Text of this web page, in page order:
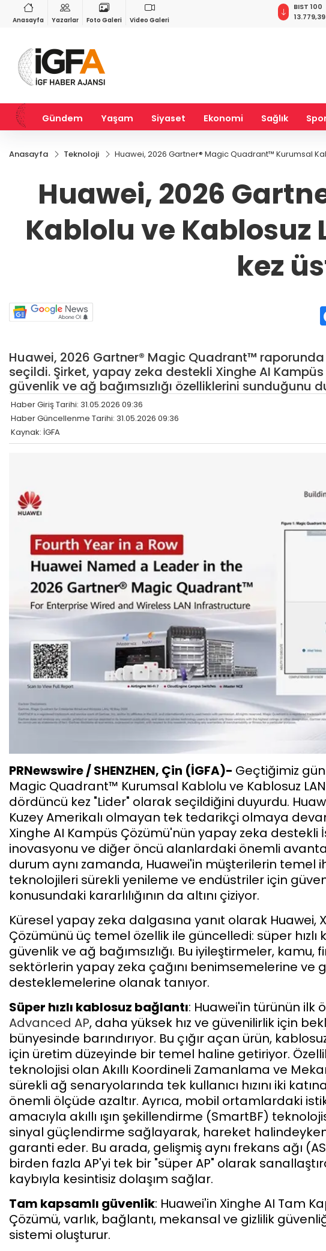
Anasayfa Yazarlar Foto Galeri Video Galeri
%-0,22
0,0018%0,32
BIST 100
13.779,39
Gündem Yaşam Siyaset Ekonomi Sağlık
Anasayfa Teknoloji Huawei, 2026 Gartner® Magic Quadrant™ Kurumsal
Huawei, 2026
Kablolu ve Kablosuz
kez
Huawei, 2026 Gartner® Magic Quadrant™
seçildi. Şirket, yapay zeka destekli Xinghe AI
güvenlik ve ağ bağımsızlığı özelliklerini sunduğunu
Haber Giriş Tarihi: 31.05.2026 09:36
Haber Güncellenme Tarihi: 31.05.2026 09:36
Kaynak: İGFA
PRNewswire / SHENZHEN, Çin (İGFA)- Geçtiğimiz
Magic Quadrant™ Kurumsal Kablolu ve Kablosuz
dördüncü kez "Lider" olarak seçildiğini duyurdu.
Kuzey Amerikalı olmayan tek tedarikçi olmaya
Xinghe AI Kampüs Çözümü'nün yapay zeka destekli
inovasyonu ve diğer öncü alanlardaki önemli
durum aynı zamanda, Huawei'in müşterilerin temel
teknolojileri sürekli yenileme ve endüstriler için
konusundaki kararlılığının da altını çiziyor.
Küresel yapay zeka dalgasına yanıt olarak Huawei,
Çözümünü üç temel özellik ile güncelledi: süper hızlı
güvenlik ve ağ bağımsızlığı. Bu iyileştirmeler,
sektörlerin yapay zeka çağını benimsemelerine ve
desteklemelerine olanak tanıyor.
Süper hızlı kablosuz bağlantı: Huawei'in türünün ilk
Advanced AP, daha yüksek hız ve güvenilirlik için
bünyesinde barındırıyor. Bu çığır açan ürün,
için üretim düzeyinde bir temel haline getiriyor.
teknolojisi olan Akıllı Koordineli Zamanlama ve
sürekli ağ senaryolarında tek kullanıcı hızını iki
önemli ölçüde azaltır. Ayrıca, mobil ortamlardaki
amacıyla akıllı ışın şekillendirme (SmartBF)
sinyal güçlendirme sağlayarak, hareket halindeyken
garanti eder. Bu arada, gelişmiş aynı frekans ağı
birden fazla AP'yi tek bir "süper AP" olarak
kaybıyla kesintisiz dolaşım sağlar.
Tam kapsamlı güvenlik: Huawei'in Xinghe AI Tam
Çözümü, varlık, bağlantı, mekansal ve gizlilik
sistemi oluşturur.